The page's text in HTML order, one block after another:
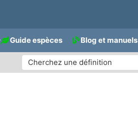
Guide espèces Blog et manuels